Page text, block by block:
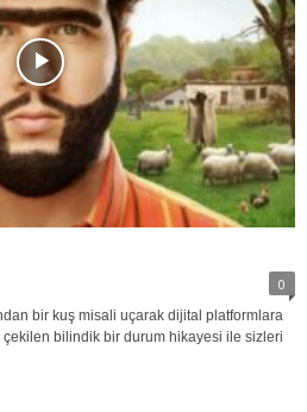
0
bir kuş misali uçarak dijital platformlara
bilindik bir durum hikayesi ile sizleri